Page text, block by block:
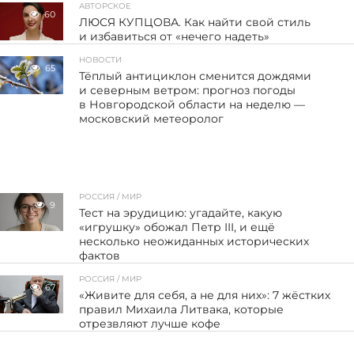
60
АВТОРСКОЕ
ЛЮСЯ КУПЦОВА. Как найти свой стиль
и избавиться от «нечего надеть»
65
НОВОСТИ
Тёплый антициклон сменится дождями
и северным ветром: прогноз погоды
в Новгородской области на неделю —
московский метеоролог
9
РОССИЯ / МИР
Тест на эрудицию: угадайте, какую
«игрушку» обожал Петр III, и ещё
несколько неожиданных исторических
фактов
67
РОССИЯ / МИР
«Живите для себя, а не для них»: 7 жёстких
правил Михаила Литвака, которые
отрезвляют лучше кофе